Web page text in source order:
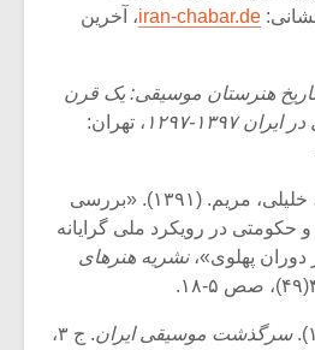
iran-chabar.de، آخرین
هنرستان موسیقی: یک قرن
۱۳۹۷-۱۲۹۷
، تهران:
حسینی راد، عبدالمجید، خلیلی، مریم. (۱۳۹۱). «بررسی
در رویکرد ملی گرایانه
دوران پهلوی»،نشریه هنرهای
سرگذشت موسیقی ایران
. ج ۳،